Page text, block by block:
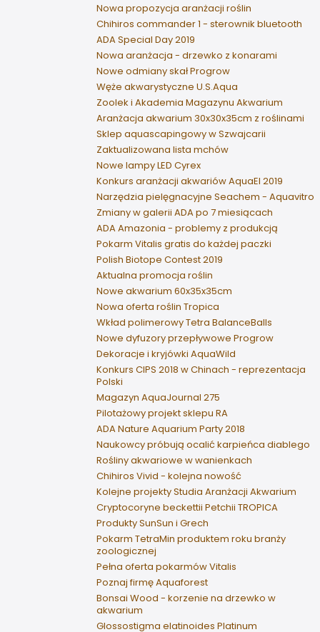
Nowa propozycja aranżacji roślin
Chihiros commander 1 - sterownik bluetooth
ADA Special Day 2019
Nowa aranżacja - drzewko z konarami
Nowe odmiany skał Progrow
Węże akwarystyczne U.S.Aqua
Zoolek i Akademia Magazynu Akwarium
Aranżacja akwarium 30x30x35cm z roślinami
Sklep aquascapingowy w Szwajcarii
Zaktualizowana lista mchów
Nowe lampy LED Cyrex
Konkurs aranżacji akwariów AquaEl 2019
Narzędzia pielęgnacyjne Seachem - Aquavitro
Zmiany w galerii ADA po 7 miesiącach
ADA Amazonia - problemy z produkcją
Pokarm Vitalis gratis do każdej paczki
Polish Biotope Contest 2019
Aktualna promocja roślin
Nowe akwarium 60x35x35cm
Nowa oferta roślin Tropica
Wkład polimerowy Tetra BalanceBalls
Nowe dyfuzory przepływowe Progrow
Dekoracje i kryjówki AquaWild
Konkurs CIPS 2018 w Chinach - reprezentacja
Polski
Magazyn AquaJournal 275
Pilotażowy projekt sklepu RA
ADA Nature Aquarium Party 2018
Naukowcy próbują ocalić karpieńca diablego
Rośliny akwariowe w wanienkach
Chihiros Vivid - kolejna nowość
Kolejne projekty Studia Aranżacji Akwarium
Cryptocoryne beckettii Petchii TROPICA
Produkty SunSun i Grech
Pokarm TetraMin produktem roku branży
zoologicznej
Pełna oferta pokarmów Vitalis
Poznaj firmę Aquaforest
Bonsai Wood - korzenie na drzewko w
akwarium
Glossostigma elatinoides Platinum